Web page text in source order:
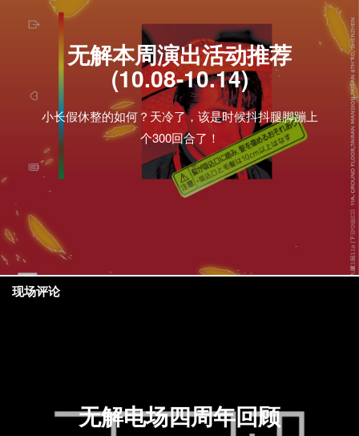
无解本周演出活动推荐
(10.08-10.14)
小长假休整的如何？天冷了，该是时候抖抖腿脚蹦上
个300回合了！
无解电场四周年回顾
现场评论